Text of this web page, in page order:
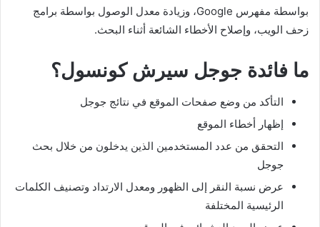
بواسطة مفهرس Google، وزيادة معدل الوصول بواسطة برامج
زحف الويب، وإصلاح الأخطاء الشائعة أثناء البحث.
ما فائدة جوجل سيرش كونسول؟
التأكد من وضع صفحات الموقع في نتائج جوجل
إظهار أخطاء الموقع
التحقق من عدد المستخدمين الذين يدخلون من خلال بحث
جوجل
عرض نسبة النقر إلى الظهور ومعدل الارتداد وتصنيف الكلمات
الرئيسية المختلفة